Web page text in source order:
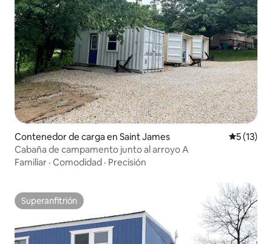
Contenedor de carga en Saint James
5 (13)
Cabaña de campamento junto al arroyo A
Familiar · Comodidad · Precisión
Superanfitrión
Superanfitrión